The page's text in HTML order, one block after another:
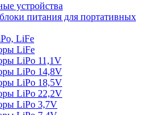
устройства
питания для портативных
LiFe
LiFe
LiPo 11,1V
LiPo 14,8V
LiPo 18,5V
LiPo 22,2V
LiPo 3,7V